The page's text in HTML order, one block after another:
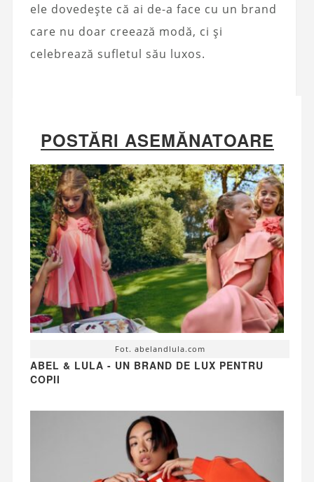
ele dovedește că ai de-a face cu un brand
care nu doar creează modă, ci și
celebrează sufletul său luxos.
POSTĂRI ASEMĂNATOARE
Fot. abelandlula.com
ABEL & LULA - UN BRAND DE LUX PENTRU
COPII